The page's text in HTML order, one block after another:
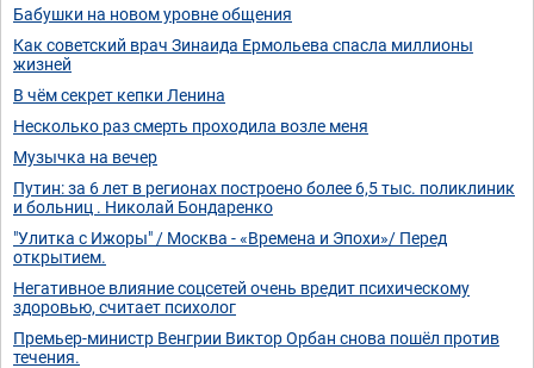
Бабушки на новом уровне общения
Как советский врач Зинаида Ермольева спасла миллионы
жизней
В чём секрет кепки Ленина
Несколько раз смерть проходила возле меня
Музычка на вечер
Путин: за 6 лет в регионах построено более 6,5 тыс. поликлиник
и больниц . Николай Бондаренко
"Улитка с Ижоры" / Москва - «Времена и Эпохи»/ Перед
открытием.
Негативное влияние соцсетей очень вредит психическому
здоровью, считает психолог
Премьер-министр Венгрии Виктор Орбан снова пошёл против
течения.